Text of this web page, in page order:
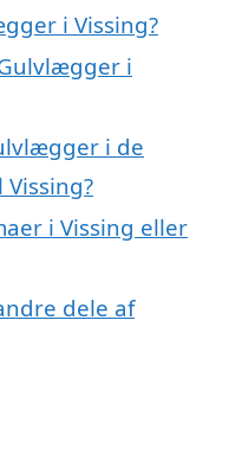
i Vissing?
i
i de
i Vissing eller
dele af